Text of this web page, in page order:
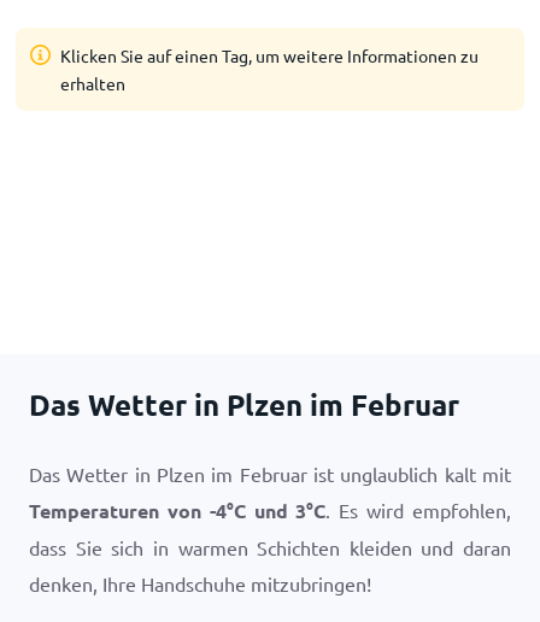
Klicken Sie auf einen Tag, um weitere Informationen zu
erhalten
Das Wetter in Plzen im Februar
Das Wetter in Plzen im Februar ist unglaublich kalt mit
Temperaturen von -4°Cund3°C. Es wird empfohlen,
dass Sie sich in warmen Schichten kleiden und daran
denken, Ihre Handschuhe mitzubringen!